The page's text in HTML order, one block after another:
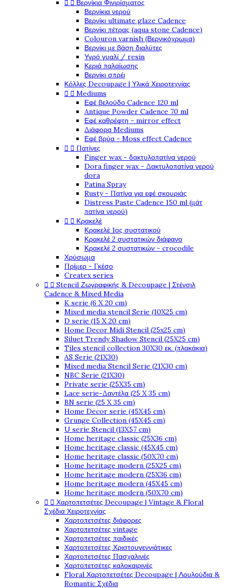
  Βερνίκια Φινιρίσματος
Βερνίκια νερού
Βερνίκι ultimate glaze Cadence
Βερνίκι πέτρας (aqua stone Cadence)
Colouron varnish (Βερνικόχρωμα)
Βερνίκι με βάση διαλύτες
Υγρό γυαλί / resin
Κεριά παλαίωσης
Βερνίκι σπρέι
Κόλλες Decoupage | Υλικά Χειροτεχνίας
  Mediums
Εφέ βελούδο Cadence 120 ml
Antique Powder Cadence 70 ml
Εφέ καθρέφτη - mirror effect
Διάφορα Mediums
Εφέ βρύα - Moss effect Cadence
  Πατίνες
Finger wax - δακτυλοπατίνα νερού
Dora finger wax - Δακτυλοπατίνα νερού
dora
Patina Spray
Rusty - Πατίνα για εφέ σκουριάς
Distress Paste Cadence 150 ml (μάτ
πατίνα νερού)
  Κρακελέ
Κρακελέ 1ος συστατικού
Κρακελέ 2 συστατικών διάφανο
Κρακελέ 2 συστατικών - crocodile
Χρύσωμα
Πρίμερ - Γκέσο
Createx series
  Stencil Ζωγραφικής & Decoupage | Στένσιλ
Cadence & Mixed Media
K serie (6 X 20 cm)
Mixed media stencil Serie (10X25 cm)
D serie (15 X 20 cm)
Home Decor Midi Stencil (25x25 cm)
Siluet Trendy Shadow Stencil (25X25 cm)
Tiles stencil collection 30X30 εκ. (πλακάκια)
AS Serie (21X30)
Mixed media Stencil Serie (21X30 cm)
NBC Serie (21X30)
Private serie (25X35 cm)
Lace serie-Δαντέλα (25 X 35 cm)
BN serie (25 X 35 cm)
Home Decor serie (45X45 cm)
Grunge Collection (45X45 cm)
U serie Stencil (13X57 cm)
Home heritage classic (25X36 cm)
Home heritage classic (45X45 cm)
Home heritage classic (50X70 cm)
Home heritage modern (25X25 cm)
Home heritage modern (25X36 cm)
Home heritage modern (45X45 cm)
Home heritage modern (50X70 cm)
  Χαρτοπετσέτες Decoupage | Vintage & Floral
Σχέδια Χειροτεχνίας
Χαρτοπετσέτες διάφορες
Χαρτοπετσέτες vintage
Χαρτοπετσέτες παιδικές
Χαρτοπετσέτες Χριστουγεννιάτικες
Χαρτοπετσέτες Πασχαλινές
Χαρτοπετσέτες καλοκαιρινές
Floral Χαρτοπετσέτες Decoupage | Λουλούδια &
Romantic Σχέδια